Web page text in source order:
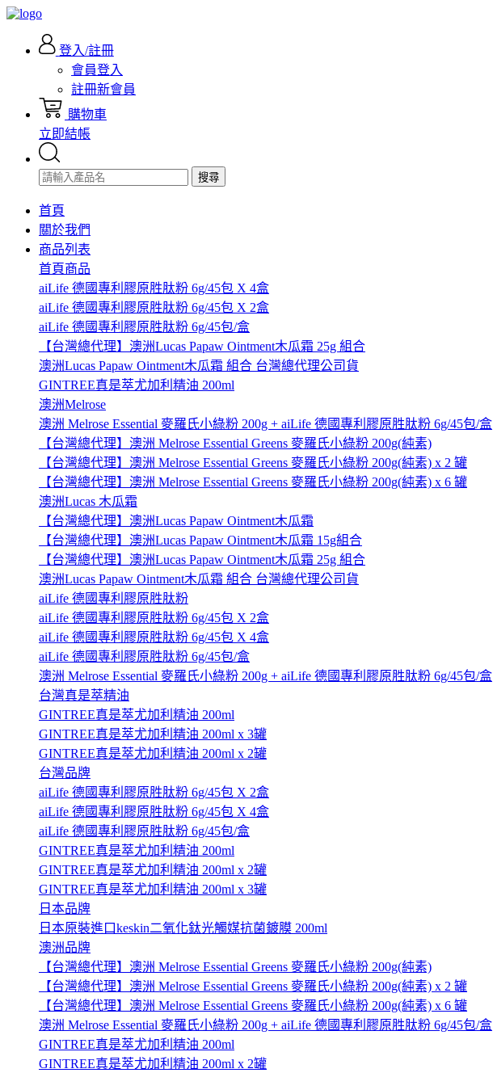
登入/註冊
會員登入
註冊新會員
購物車
立即結帳
搜尋
首頁
關於我們
商品列表
首頁商品
aiLife 德國專利膠原胜肽粉 6g/45包 X 4盒
aiLife 德國專利膠原胜肽粉 6g/45包 X 2盒
aiLife 德國專利膠原胜肽粉 6g/45包/盒
【台灣總代理】澳洲Lucas Papaw Ointment木瓜霜 25g 組合
澳洲Lucas Papaw Ointment木瓜霜 組合 台灣總代理公司貨
GINTREE真是萃尤加利精油 200ml
澳洲Melrose
澳洲 Melrose Essential 麥羅氏小綠粉 200g + aiLife 德國專利膠原胜肽粉 6g/45包/盒
【台灣總代理】澳洲 Melrose Essential Greens 麥羅氏小綠粉 200g(純素)
【台灣總代理】澳洲 Melrose Essential Greens 麥羅氏小綠粉 200g(純素) x 2 罐
【台灣總代理】澳洲 Melrose Essential Greens 麥羅氏小綠粉 200g(純素) x 6 罐
澳洲Lucas 木瓜霜
【台灣總代理】澳洲Lucas Papaw Ointment木瓜霜
【台灣總代理】澳洲Lucas Papaw Ointment木瓜霜 15g組合
【台灣總代理】澳洲Lucas Papaw Ointment木瓜霜 25g 組合
澳洲Lucas Papaw Ointment木瓜霜 組合 台灣總代理公司貨
aiLife 德國專利膠原胜肽粉
aiLife 德國專利膠原胜肽粉 6g/45包 X 2盒
aiLife 德國專利膠原胜肽粉 6g/45包 X 4盒
aiLife 德國專利膠原胜肽粉 6g/45包/盒
澳洲 Melrose Essential 麥羅氏小綠粉 200g + aiLife 德國專利膠原胜肽粉 6g/45包/盒
台灣真是萃精油
GINTREE真是萃尤加利精油 200ml
GINTREE真是萃尤加利精油 200ml x 3罐
GINTREE真是萃尤加利精油 200ml x 2罐
台灣品牌
aiLife 德國專利膠原胜肽粉 6g/45包 X 2盒
aiLife 德國專利膠原胜肽粉 6g/45包 X 4盒
aiLife 德國專利膠原胜肽粉 6g/45包/盒
GINTREE真是萃尤加利精油 200ml
GINTREE真是萃尤加利精油 200ml x 2罐
GINTREE真是萃尤加利精油 200ml x 3罐
日本品牌
日本原裝進口keskin二氧化鈦光觸媒抗菌鍍膜 200ml
澳洲品牌
【台灣總代理】澳洲 Melrose Essential Greens 麥羅氏小綠粉 200g(純素)
【台灣總代理】澳洲 Melrose Essential Greens 麥羅氏小綠粉 200g(純素) x 2 罐
【台灣總代理】澳洲 Melrose Essential Greens 麥羅氏小綠粉 200g(純素) x 6 罐
澳洲 Melrose Essential 麥羅氏小綠粉 200g + aiLife 德國專利膠原胜肽粉 6g/45包/盒
GINTREE真是萃尤加利精油 200ml
GINTREE真是萃尤加利精油 200ml x 2罐